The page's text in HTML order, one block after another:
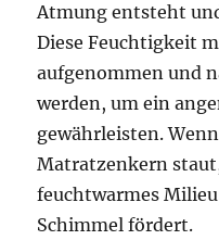
Atmung entsteht
Diese Feuchtigkeit
aufgenommen und
werden, um ein
gewährleisten.
Matratzenkern
feuchtwarmes
Schimmel fördert.